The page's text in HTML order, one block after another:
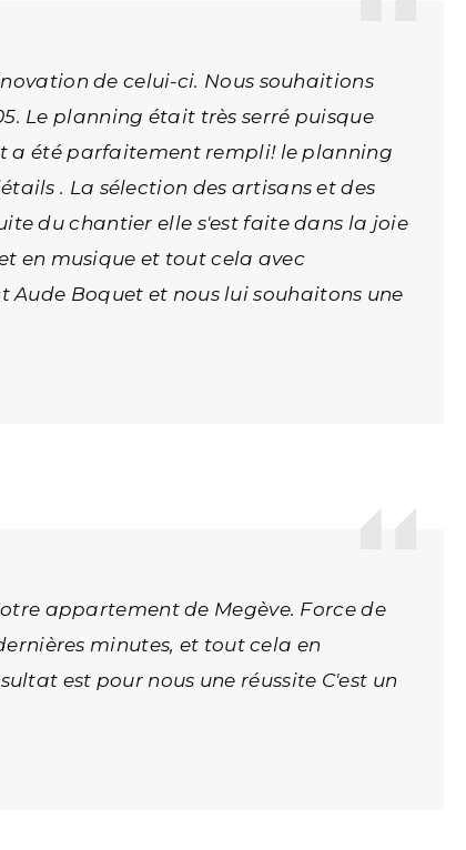
de celui-ci. Nous souhaitions
Le planning était très serré puisque
a été parfaitement rempli! le planning
. La sélection des artisans et des
du chantier elle s'est faite dans la joie
en musique et tout cela avec
Aude Boquet et nous lui souhaitons une
appartement de Megève. Force de
minutes, et tout cela en
est pour nous une réussite C'est un